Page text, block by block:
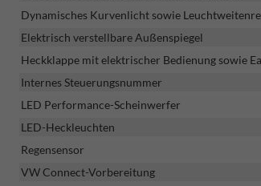
Dynamisches Kurvenlicht sowie
Elektrisch verstellbare Außenspiegel
Heckklappe mit elektrischer Bedienung sowie
Internes Steuerungsnummer
LED Performance-Scheinwerfer
LED-Heckleuchten
Regensensor
VW Connect-Vorbereitung